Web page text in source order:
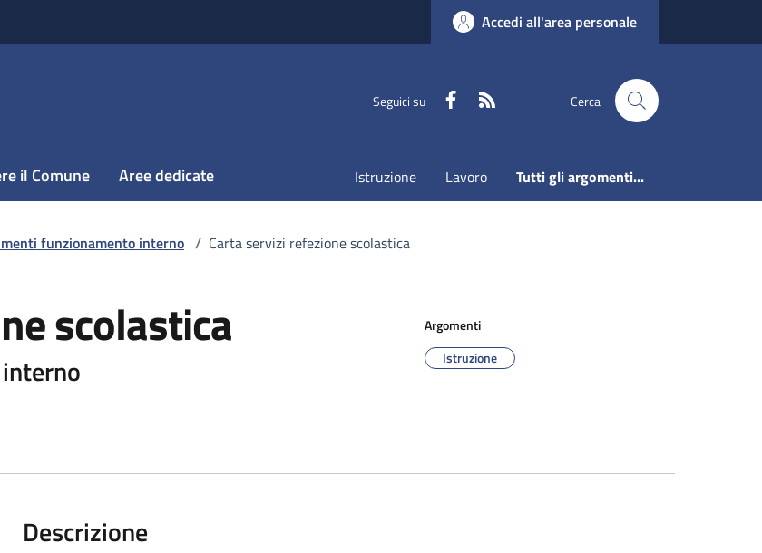
Accedi all'area personale
Seguici su Faceboook Cerca
il Comune Aree dedicate Istruzione Lavoro Tutti gli argomenti...
funzionamento interno / Carta servizi refezione scolastica
scolastica
Argomenti
Istruzione
Descrizione